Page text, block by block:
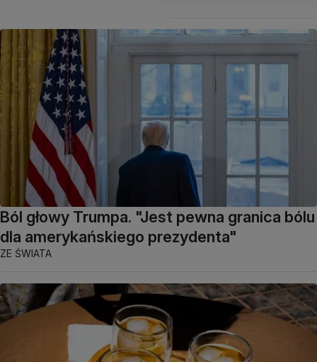
Ból głowy Trumpa. "Jest pewna granica bólu
dla amerykańskiego prezydenta"
ZE ŚWIATA